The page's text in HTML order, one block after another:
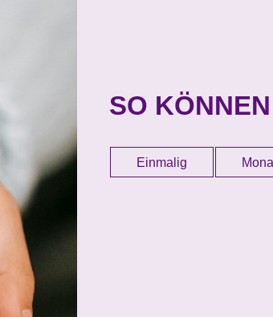
SO
Einmalig